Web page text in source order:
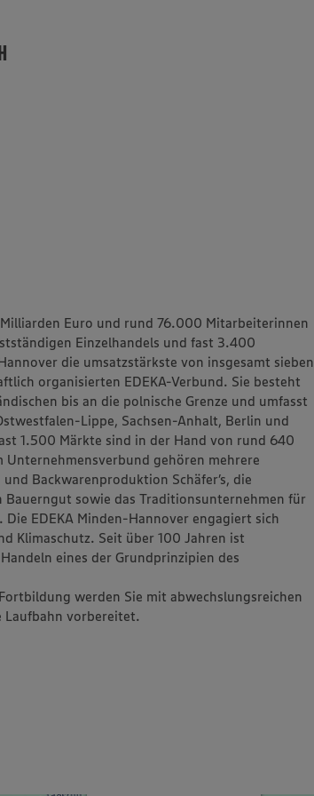
Euro und rund 76.000 Mitarbeiterinnen
Einzelhandels und fast 3.400
die umsatzstärkste von insgesamt sieben
organisierten EDEKA-Verbund. Sie besteht
bis an die polnische Grenze und umfasst
Lippe, Sachsen-Anhalt, Berlin und
1.500 Märkte sind in der Hand von rund 640
Unternehmensverbund gehören mehrere
Backwarenproduktion Schäfer’s, die
Bauerngut sowie das Traditionsunternehmen für
Die EDEKA Minden-Hannover engagiert sich
Klimaschutz. Seit über 100 Jahren ist
eines der Grundprinzipien des
werden Sie mit abwechslungsreichen
Laufbahn vorbereitet.